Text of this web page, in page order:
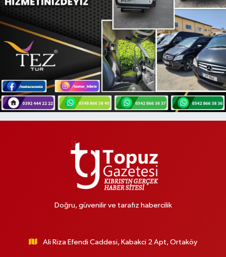
Doğru, güvenilir ve tarafız habercilik
Ali Riza Efendi Caddesi, Kabakci 2 Apt, Ortaköy